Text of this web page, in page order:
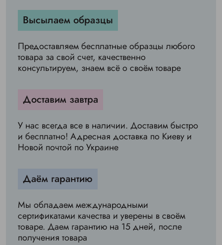
Высылаем образцы
Предоставляем бесплатные образцы любого
товара за свой счет, качественно
консультируем, знаем всё о своём товаре
Доставим завтра
У нас всегда все в наличии. Доставим быстро
и бесплатно! Адресная доставка по Киеву и
Новой почтой по Украине
Даём гарантию
Мы обладаем международными
сертификатами качества и уверены в своём
товаре. Даем гарантию на 15 дней, после
получения товара